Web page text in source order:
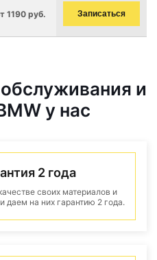
1190 руб. Записаться
и
у нас
2 года
своих материалов и
даем на них гарантию 2 года.